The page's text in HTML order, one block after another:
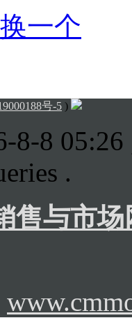
换一个
号-5 )
8-8 05:26
.
售与市场